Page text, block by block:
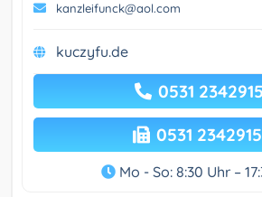
kanzleifunck@aol.com
kuczyfu.de
0531
0531
Mo - So: 8:30 Uhr –